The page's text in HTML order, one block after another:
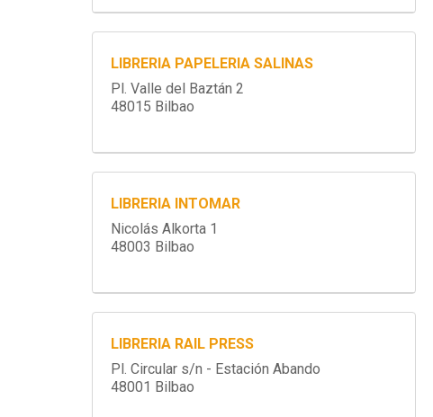
LIBRERIA PAPELERIA SALINAS
Pl. Valle del Baztán 2
48015 Bilbao
LIBRERIA INTOMAR
Nicolás Alkorta 1
48003 Bilbao
LIBRERIA RAIL PRESS
Pl. Circular s/n - Estación Abando
48001 Bilbao